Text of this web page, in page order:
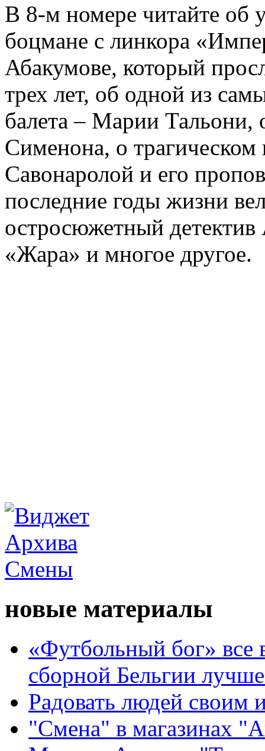
В 8-м номере читайте об
боцмане с линкора
Абакумове, который
трех лет, об одной из
балета – Марии
Сименона, о трагическом
Савонаролой и его
последние годы жизни
остросюжетный детектив
«Жара» и многое другое.
новые материалы
«Футбольный бог» все
сборной Бельгии
Радовать людей своим
"Смена" в магазинах